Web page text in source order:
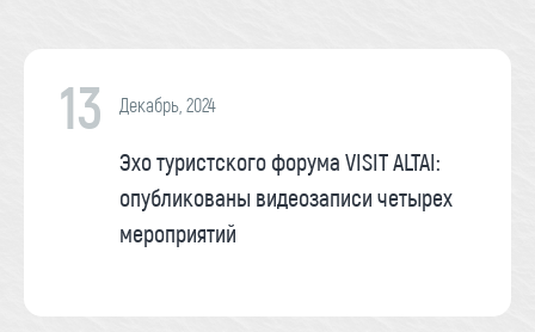
13 Декабрь, 2024
Эхо туристского форума VISIT ALTAI:
опубликованы видеозаписи четырех
мероприятий